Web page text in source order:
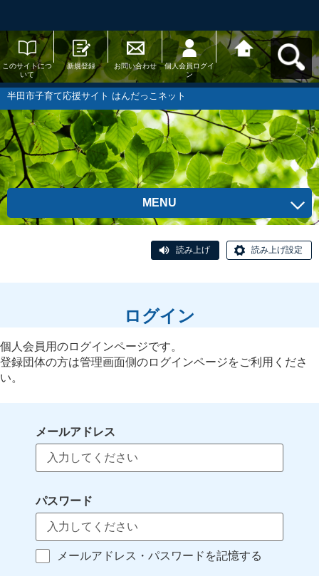
このサイトにつ
いて
新規登録 お問い合わせ
個人会員ログイ
ン
半田市子育て応
援サイト はんだ
っこネットへ戻
半田市子育て応援サイト はんだっこネット
MENU
読み上げ 読み上げ設定
ログイン
個人会員用のログインページです。
登録団体の方は管理画面側のログインページをご利用くださ
い。
メールアドレス
パスワード
メールアドレス・パスワードを記憶する